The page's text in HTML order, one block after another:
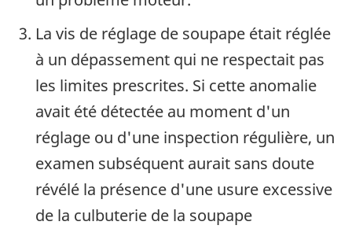
La vis de réglage de soupape était réglée
à un dépassement qui ne respectait pas
les limites prescrites. Si cette anomalie
avait été détectée au moment d'un
réglage ou d'une inspection régulière, un
examen subséquent aurait sans doute
révélé la présence d'une usure excessive
de la culbuterie de la soupape